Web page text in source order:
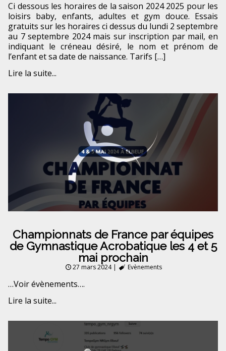
Ci dessous les horaires de la saison 2024 2025 pour les
loisirs baby, enfants, adultes et gym douce. Essais
gratuits sur les horaires ci dessus du lundi 2 septembre
au 7 septembre 2024 mais sur inscription par mail, en
indiquant le créneau désiré, le nom et prénom de
l’enfant et sa date de naissance. Tarifs […]
Lire la suite...
Championnats de France par équipes
de Gymnastique Acrobatique les 4 et 5
mai prochain
27 mars 2024| Evènements
…Voir évènements….
Lire la suite...